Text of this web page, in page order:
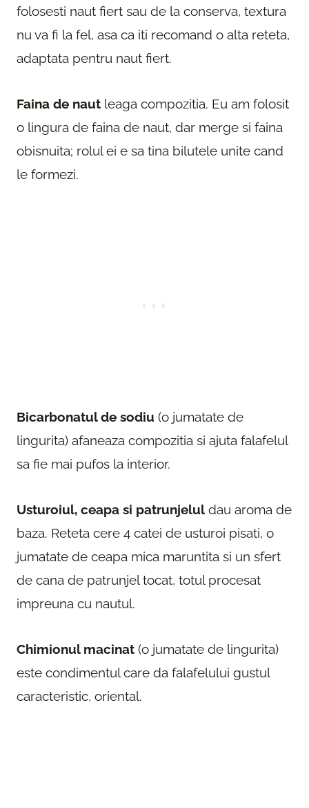
folosesti naut fiert sau de la conserva, textura
nu va fi la fel, asa ca iti recomand o alta reteta,
adaptata pentru naut fiert.
Faina de naut leaga compozitia. Eu am folosit
o lingura de faina de naut, dar merge si faina
obisnuita; rolul ei e sa tina bilutele unite cand
le formezi.
Bicarbonatul de sodiu (o jumatate de
lingurita) afaneaza compozitia si ajuta falafelul
sa fie mai pufos la interior.
Usturoiul, ceapa si patrunjelul dau aroma de
baza. Reteta cere 4 catei de usturoi pisati, o
jumatate de ceapa mica maruntita si un sfert
de cana de patrunjel tocat, totul procesat
impreuna cu nautul.
Chimionul macinat (o jumatate de lingurita)
este condimentul care da falafelului gustul
caracteristic, oriental.